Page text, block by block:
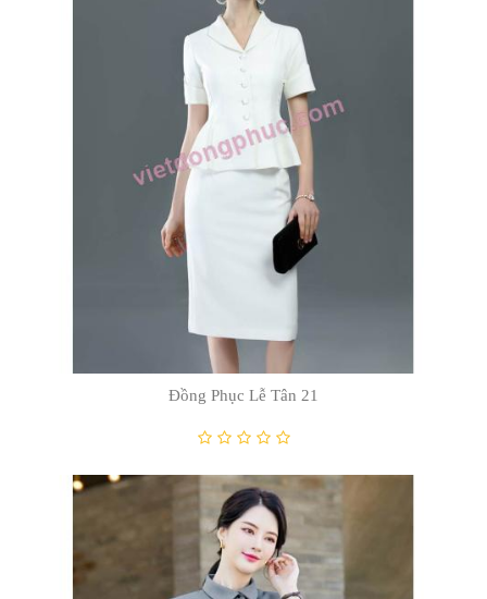
Đồng Phục Lễ Tân 47